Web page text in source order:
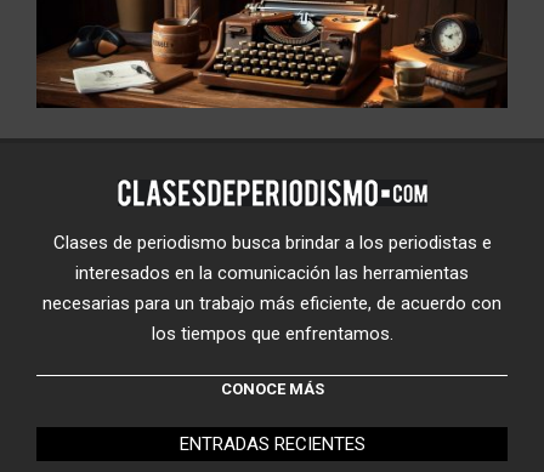
Clases de periodismo busca brindar a los periodistas e
interesados en la comunicación las herramientas
necesarias para un trabajo más eficiente, de acuerdo con
los tiempos que enfrentamos.
CONOCE MÁS
ENTRADAS RECIENTES